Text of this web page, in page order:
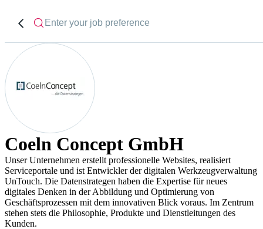
Coeln Concept GmbH
Unser Unternehmen erstellt professionelle Websites, realisiert
Serviceportale und ist Entwickler der digitalen Werkzeugverwaltung
UnTouch. Die Datenstrategen haben die Expertise für neues
digitales Denken in der Abbildung und Optimierung von
Geschäftsprozessen mit dem innovativen Blick voraus. Im Zentrum
stehen stets die Philosophie, Produkte und Dienstleitungen des
Kunden.